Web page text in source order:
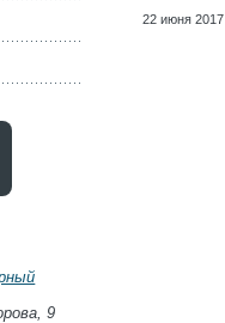
22 июня 2017
9